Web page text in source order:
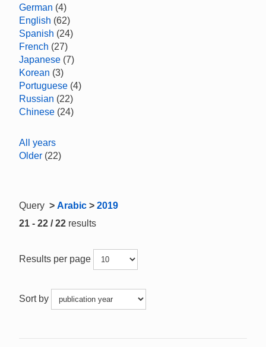
German (4)
English (62)
Spanish (24)
French (27)
Japanese (7)
Korean (3)
Portuguese (4)
Russian (22)
Chinese (24)
All years
Older (22)
Query > Arabic > 2019
21 - 22 / 22 results
Results per page
Sort by